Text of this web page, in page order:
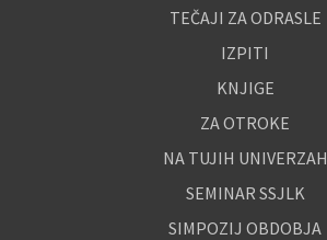
TEČAJI ZA ODRASLE
IZPITI
KNJIGE
ZA OTROKE
NA TUJIH UNIVERZAH
SEMINAR SSJLK
SIMPOZIJ OBDOBJA